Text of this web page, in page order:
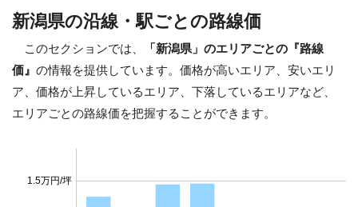
新潟県の沿線・駅ごとの路線価
このセクションでは、
「新潟県」のエリアごとの『路線
価』 の情報を提供しています。価格が高いエリア、安いエリ
ア、価格が上昇しているエリア、下落しているエリアなど、
エリアごとの路線価を把握することができます。
1.5万円/坪